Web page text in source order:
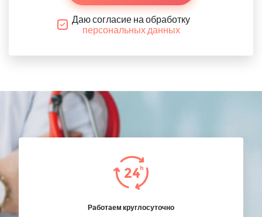
Даю согласие на обработку
персональных данных
Работаем круглосуточно